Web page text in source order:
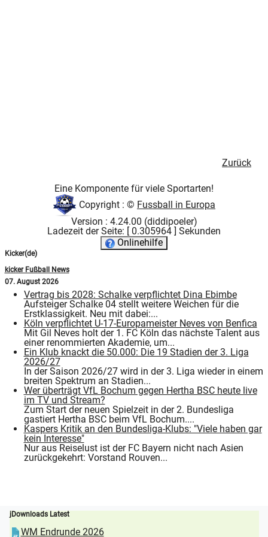
Zurück
Eine Komponente für viele Sportarten!
Copyright : © Fussball in Europa
Version : 4.24.00 (diddipoeler)
Ladezeit der Seite: [ 0.305964 ] Sekunden
Onlinehilfe
Kicker(de)
kicker Fußball News
07. August 2026
Vertrag bis 2028: Schalke verpflichtet Dina Ebimbe
Aufsteiger Schalke 04 stellt weitere Weichen für die
Erstklassigkeit. Neu mit dabei:...
Köln verpflichtet U-17-Europameister Neves von Benfica
Mit Gil Neves holt der 1. FC Köln das nächste Talent aus
einer renommierten Akademie, um...
Ein Klub knackt die 50.000: Die 19 Stadien der 3. Liga
2026/27
In der Saison 2026/27 wird in der 3. Liga wieder in einem
breiten Spektrum an Stadien...
Wer überträgt VfL Bochum gegen Hertha BSC heute live
im TV und Stream?
Zum Start der neuen Spielzeit in der 2. Bundesliga
gastiert Hertha BSC beim VfL Bochum....
Kaspers Kritik an den Bundesliga-Klubs: "Viele haben gar
kein Interesse"
Nur aus Reiselust ist der FC Bayern nicht nach Asien
zurückgekehrt: Vorstand Rouven...
jDownloads Latest
WM Endrunde 2026